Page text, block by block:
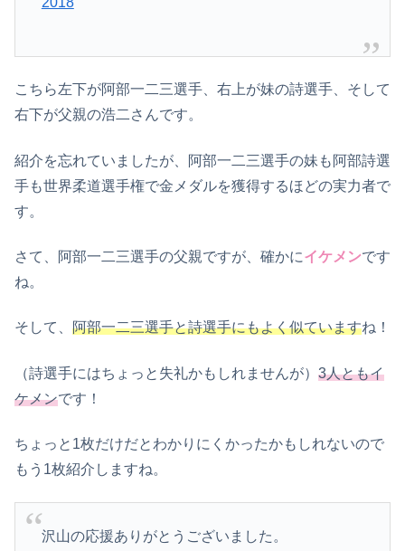
こちら左下が阿部一二三選手、右上が妹の詩選手、そして
右下が父親の浩二さんです。
紹介を忘れていましたが、阿部一二三選手の妹も阿部詩選
手も世界柔道選手権で金メダルを獲得するほどの実力者で
す。
さて、阿部一二三選手の父親ですが、確かにイケメンです
ね。
そして、 阿部一二三選手と詩選手にもよく似ていますね！
（詩選手にはちょっと失礼かもしれませんが） 3人ともイ
ケメンです！
ちょっと1枚だけだとわかりにくかったかもしれないので
もう1枚紹介しますね。
沢山の応援ありがとうございました。